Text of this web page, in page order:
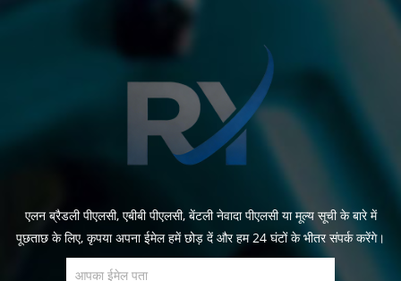
एलन ब्रैडली पीएलसी, एबीबी पीएलसी, बेंटली नेवादा पीएलसी या मूल्य सूची के बारे में
पूछताछ के लिए, कृपया अपना ईमेल हमें छोड़ दें और हम 24 घंटों के भीतर संपर्क करेंगे।